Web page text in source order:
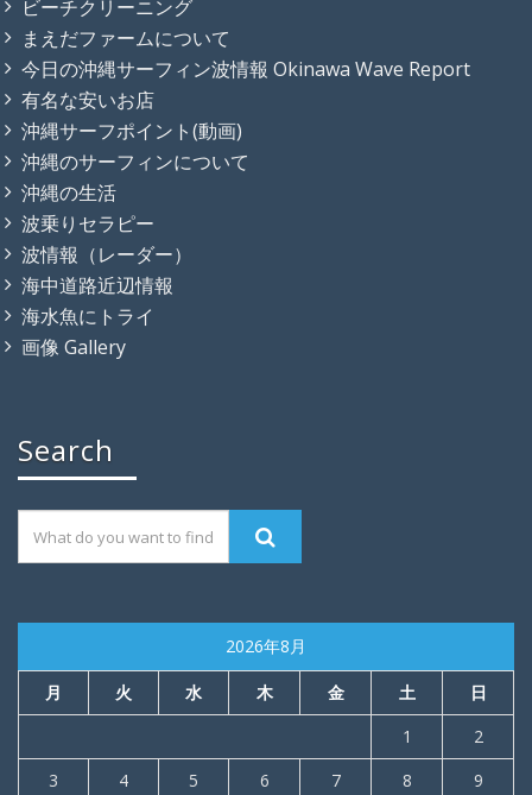
ビーチクリーニング
まえだファームについて
今日の沖縄サーフィン波情報 Okinawa Wave Report
有名な安いお店
沖縄サーフポイント(動画)
沖縄のサーフィンについて
沖縄の生活
波乗りセラピー
波情報（レーダー）
海中道路近辺情報
海水魚にトライ
画像 Gallery
Search
2026年8月
月 火 水 木 金 土
日
1
2
3
4 5 6 7 8 9